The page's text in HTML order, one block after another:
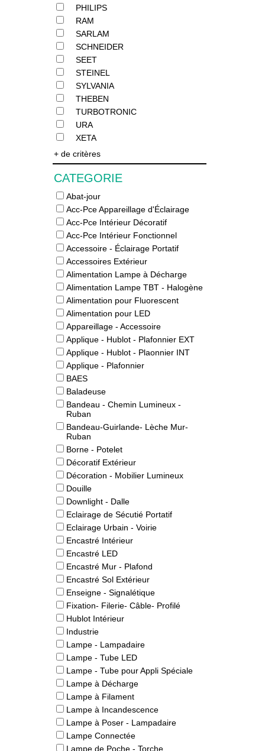
PHILIPS
RAM
SARLAM
SCHNEIDER
SEET
STEINEL
SYLVANIA
THEBEN
TURBOTRONIC
URA
XETA
+ de critères
CATEGORIE
Abat-jour
Acc-Pce Appareillage d'Éclairage
Acc-Pce Intérieur Décoratif
Acc-Pce Intérieur Fonctionnel
Accessoire - Éclairage Portatif
Accessoires Extérieur
Alimentation Lampe à Décharge
Alimentation Lampe TBT - Halogène
Alimentation pour Fluorescent
Alimentation pour LED
Appareillage - Accessoire
Applique - Hublot - Plafonnier EXT
Applique - Hublot - Plaonnier INT
Applique - Plafonnier
BAES
Baladeuse
Bandeau - Chemin Lumineux -
Ruban
Bandeau-Guirlande- Lèche Mur-
Ruban
Borne - Potelet
Décoratif Extérieur
Décoration - Mobilier Lumineux
Douille
Downlight - Dalle
Eclairage de Sécutié Portatif
Eclairage Urbain - Voirie
Encastré Intérieur
Encastré LED
Encastré Mur - Plafond
Encastré Sol Extérieur
Enseigne - Signalétique
Fixation- Filerie- Câble- Profilé
Hublot Intérieur
Industrie
Lampe - Lampadaire
Lampe - Tube LED
Lampe - Tube pour Appli Spéciale
Lampe à Décharge
Lampe à Filament
Lampe à Incandescence
Lampe à Poser - Lampadaire
Lampe Connectée
Lampe de Poche - Torche